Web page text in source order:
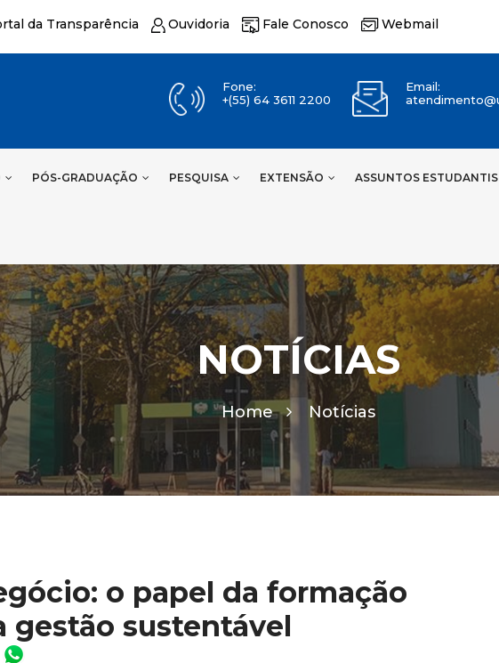
da Transparência Ouvidoria Fale Conosco Webmail
Fone:
+(55) 64 3611 2200
Email:
PÓS-GRADUAÇÃO PESQUISA EXTENSÃO ASSUNTOS ESTUDANTIS
NOTÍCIAS
Home Notícias
o papel da formação
gestão sustentável